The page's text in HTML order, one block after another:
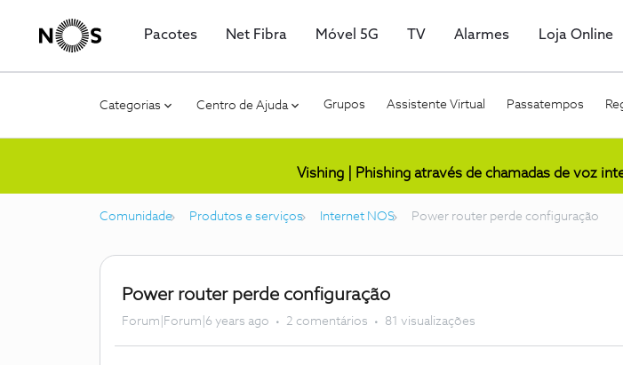
Pacotes Net Fibra Móvel 5G TV Alarmes Loja Online
Categorias Centro de Ajuda Grupos Assistente Virtual Passatempos
Vishing | Phishing através de chamadas de voz
Comunidade Produtos e serviços Internet NOS Power router perde configuração
Power router perde configuração
Forum|Forum|6 years ago 2 comentários 81 visualizações